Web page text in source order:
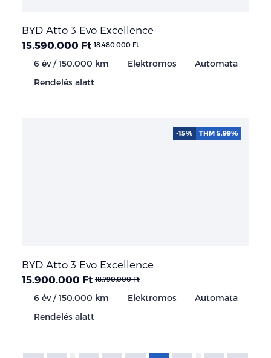
BYD Atto 3 Evo Excellence
15.590.000 Ft 18.480.000 Ft
6 év / 150.000 km Elektromos
Automata
Rendelés alatt
BYD Atto 3 Evo Excellence
15.900.000 Ft 18.790.000 Ft
6 év / 150.000 km Elektromos
Automata
Rendelés alatt
-15% THM 5.99%